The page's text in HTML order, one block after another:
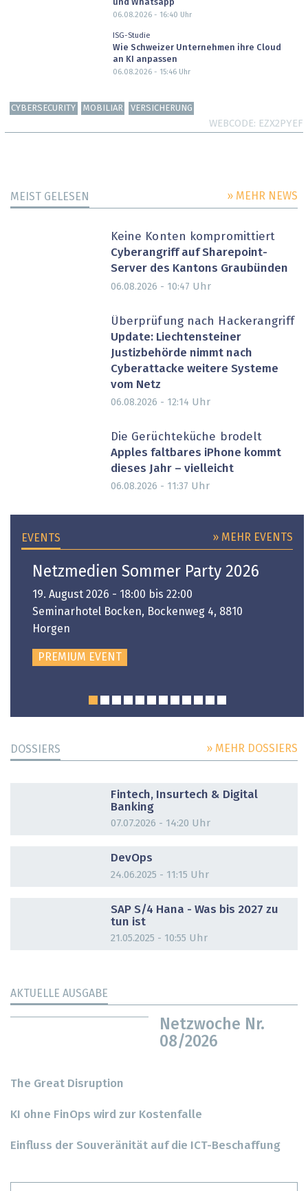
und Whatsapp
06.08.2026 - 16:40 Uhr
ISG-Studie
Wie Schweizer Unternehmen ihre Cloud
an KI anpassen
06.08.2026 - 15:46Uhr
CYBERSECURITY MOBILIAR VERSICHERUNG
WEBCODE EZX2PYEF
MEIST GELESEN » MEHR NEWS
Keine Konten kompromittiert
Cyberangriff auf Sharepoint-
Server des Kantons Graubünden
06.08.2026 - 10:47 Uhr
Überprüfung nach Hackerangriff
Update: Liechtensteiner
Justizbehörde nimmt nach
Cyberattacke weitere Systeme
vom Netz
06.08.2026 - 12:14 Uhr
Die Gerüchteküche brodelt
Apples faltbares iPhone kommt
dieses Jahr – vielleicht
06.08.2026 - 11:37 Uhr
EVENTS » MEHR EVENTS
Netzmedien Sommer Party 2026
19. August 2026 - 18:00 bis 22:00
Seminarhotel Bocken, Bockenweg 4, 8810
Horgen
PREMIUM EVENT
DOSSIERS » MEHR DOSSIERS
Fintech, Insurtech & Digital
Banking
07.07.2026 - 14:20 Uhr
DevOps
24.06.2025 - 11:15 Uhr
SAP S/4 Hana - Was bis 2027 zu
tun ist
21.05.2025 - 10:55 Uhr
AKTUELLE AUSGABE
Netzwoche Nr.
08/2026
The Great Disruption
KI ohne FinOps wird zur Kostenfalle
Einfluss der Souveränität auf die ICT-Beschaffung